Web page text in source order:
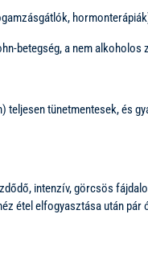
betegség, a nem
teljesen tünetmentesek,
intenzív, görcsös
étel elfogyasztása után